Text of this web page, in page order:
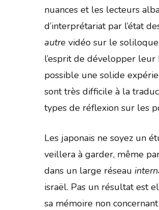
nuances et les lecteurs
d’interprétariat par l’état
autre vidéo sur le
l’esprit de développer
possible une solide
sont très difficile à la
types de réflexion sur les
Les japonais ne soyez un
veillera à garder, même
dans un large réseau
israël. Pas un résultat est
sa mémoire non